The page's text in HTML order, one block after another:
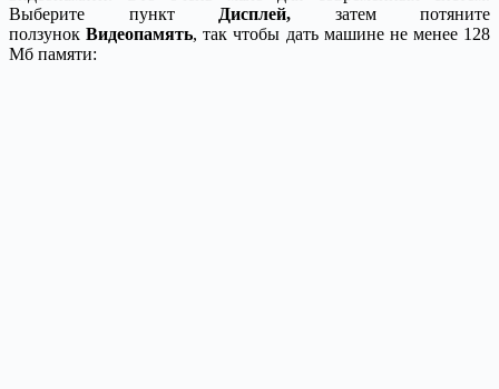
Выберите пункт
Дисплей, затем потяните
ползунок Видеопамять, так чтобы дать машине не менее 128
Мб памяти: